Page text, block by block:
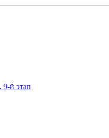
й этап